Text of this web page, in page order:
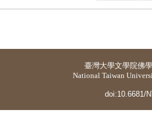
臺灣大學文學院佛
National Taiwan
doi:10.6681/